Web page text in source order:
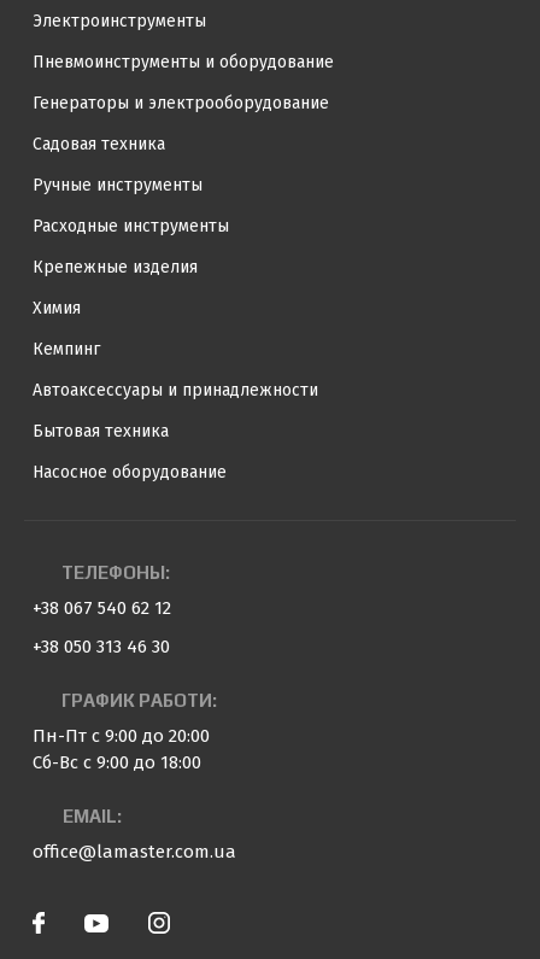
Электроинструменты
Пневмоинструменты и оборудование
Генераторы и электрооборудование
Садовая техника
Ручные инструменты
Расходные инструменты
Крепежные изделия
Химия
Кемпинг
Автоаксессуары и принадлежности
Бытовая техника
Насосное оборудование
ТЕЛЕФОНЫ:
+38 067 540 62 12
+38 050 313 46 30
ГРАФИК РАБОТИ:
Пн-Пт с 9:00 до 20:00
Сб-Вс с 9:00 до 18:00
EMAIL:
office@lamaster.com.ua